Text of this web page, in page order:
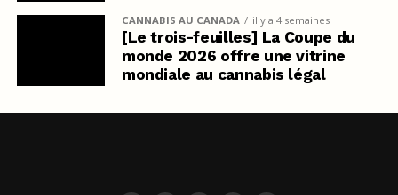
CANNABIS AU CANADA il y a 4 semaines
[Le trois-feuilles] La Coupe du
monde 2026 offre une vitrine
mondiale au cannabis légal